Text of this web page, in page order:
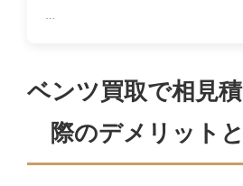
…
ベンツ買取で相見
際のデメリット